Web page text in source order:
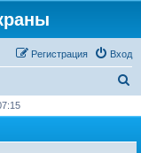
Вход
Регистрация
с